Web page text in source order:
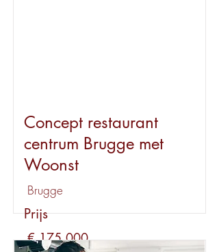
Concept restaurant
centrum Brugge met
Woonst
Brugge
Prijs
€ 175.000